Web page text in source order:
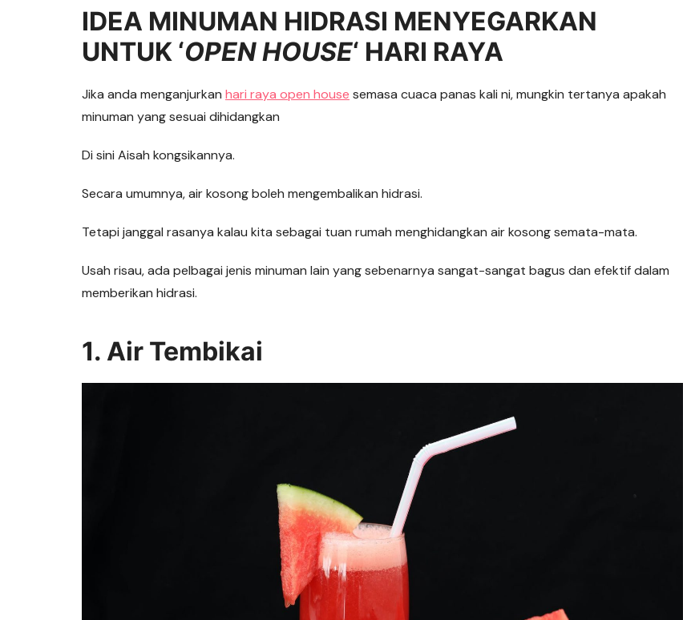
IDEA MINUMAN HIDRASI MENYEGARKAN
UNTUK ‘OPEN HOUSE‘ HARI RAYA
Jika anda menganjurkan hari raya open house semasa cuaca panas kali ni, mungkin tertanya apakah
minuman yang sesuai dihidangkan
Di sini Aisah kongsikannya.
Secara umumnya, air kosong boleh mengembalikan hidrasi.
Tetapi janggal rasanya kalau kita sebagai tuan rumah menghidangkan air kosong semata-mata.
Usah risau, ada pelbagai jenis minuman lain yang sebenarnya sangat-sangat bagus dan efektif dalam
memberikan hidrasi.
1. Air Tembikai